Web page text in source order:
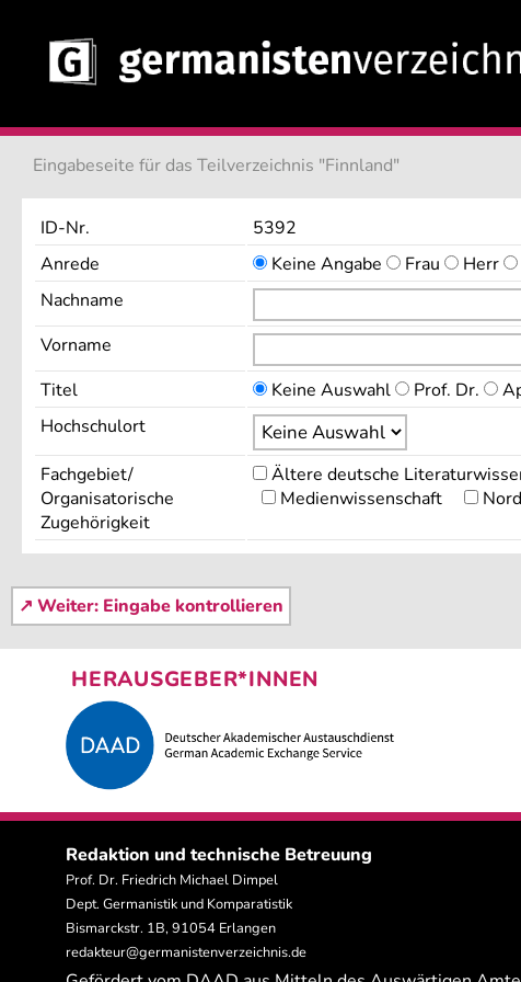
Eingabeseite für das Teilverzeichnis "Finnland"
ID-Nr.
5392
Anrede
Keine Angabe Frau Herr
Nachname
Vorname
Titel
Keine Auswahl Prof. Dr.
Hochschulort
Fachgebiet/
Organisatorische
Zugehörigkeit
Ältere deutsche
Medienwissenschaft
HERAUSGEBER*INNEN
Redaktion und technische Betreuung
Prof. Dr. Friedrich Michael Dimpel
Dept. Germanistik und Komparatistik
Bismarckstr. 1B, 91054 Erlangen
redakteur@germanistenverzeichnis.de